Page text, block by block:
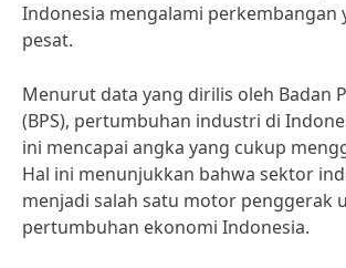
Indonesia mengalami perkembangan
pesat.
Menurut data yang dirilis oleh Badan
(BPS), pertumbuhan industri di
ini mencapai angka yang cukup
Hal ini menunjukkan bahwa sektor
menjadi salah satu motor penggerak
pertumbuhan ekonomi Indonesia.